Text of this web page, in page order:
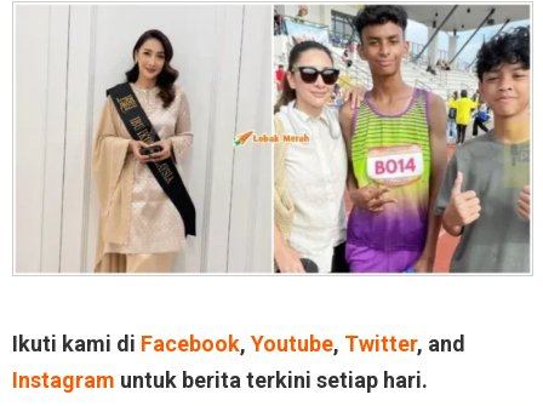
Ikuti kami di Facebook, Youtube, Twitter, and
Instagram untuk berita terkini setiap hari.